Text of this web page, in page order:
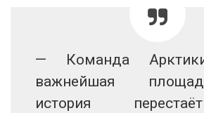
— Команда
важнейшая
история